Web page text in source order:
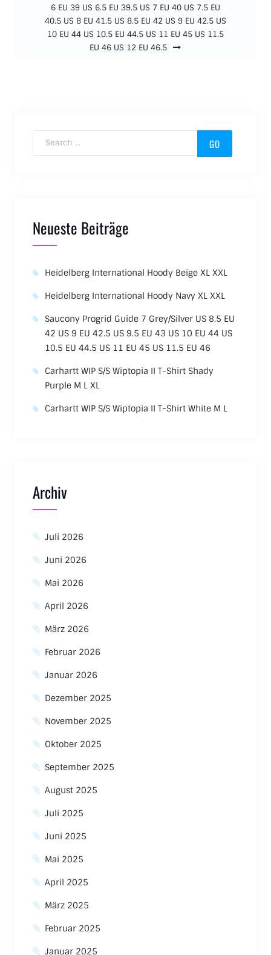
6 EU 39 US 6.5 EU 39.5 US 7 EU 40 US 7.5 EU
40.5 US 8 EU 41.5 US 8.5 EU 42 US 9 EU 42.5 US
10 EU 44 US 10.5 EU 44.5 US 11 EU 45 US 11.5
EU 46 US 12 EU 46.5
Neueste Beiträge
Heidelberg International Hoody Beige XL XXL
Heidelberg International Hoody Navy XL XXL
Saucony Progrid Guide 7 Grey/Silver US 8.5 EU
42 US 9 EU 42.5 US 9.5 EU 43 US 10 EU 44 US
10.5 EU 44.5 US 11 EU 45 US 11.5 EU 46
Carhartt WIP S/S Wiptopia II T-Shirt Shady
Purple M L XL
Carhartt WIP S/S Wiptopia II T-Shirt White M L
Archiv
Juli 2026
Juni 2026
Mai 2026
April 2026
März 2026
Februar 2026
Januar 2026
Dezember 2025
November 2025
Oktober 2025
September 2025
August 2025
Juli 2025
Juni 2025
Mai 2025
April 2025
März 2025
Februar 2025
Januar 2025